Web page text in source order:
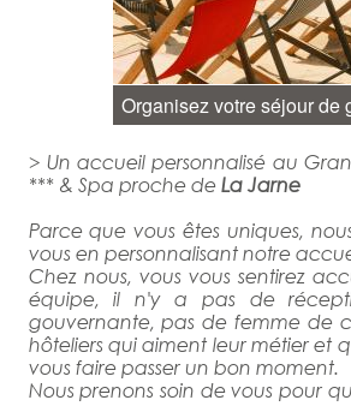
Organisez votre séjour de
> Un accueil personnalisé au
*** & Spa proche de La Jarne
Parce que vous êtes uniques,
vous en personnalisant notre
Chez nous, vous vous sentirez
équipe, il n'y a pas de
gouvernante, pas de femme de
hôteliers qui aiment leur métier et
vous faire passer un bon moment.
Nous prenons soin de vous pour